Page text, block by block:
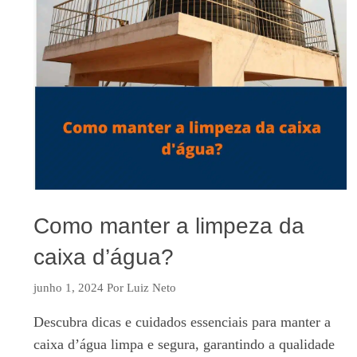
Como manter a limpeza da
caixa d’água?
junho 1, 2024 Por Luiz Neto
Descubra dicas e cuidados essenciais para manter a
caixa d’água limpa e segura, garantindo a qualidade